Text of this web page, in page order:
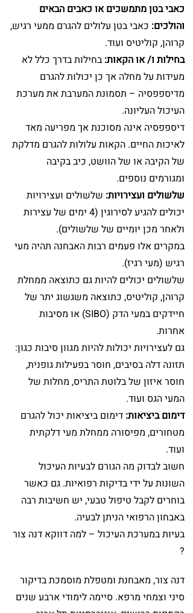
כאבי בטן מתמשכים או כאבים הבאים
והולכים: כאבי בטן עלולים להגרם ממעי רגיש,
קרוהן, קוליטיס ועוד.
בחילות ו/ או הקאות: בחילות בדרך כלל לא
מעידות על מחלה אך כן יכולות להגרם
מדיספפסיה – תסמונת המערבת את מערכת
העיכול העליונה.
דיספפסיה אינה מסוכנת אך מפריעה מאד
לאיכות החיים. הקאות עלולות להגרם מדלקת
של הקיבה או של הוושט, כיב בקיבה
ומגורמים נוספים.
שלשולים ועצירויות: שלשולים ועצירויות
יכולים להגיע לסירוגין (4 ימים של עצירות
ולאחר מכן יומיים של שלשולים).
במקרים אלו פעמים רבות האבחנה תהיה מעי
רגיש (מעי רגיז).
שלשולים יכולים להיות גם כתוצאה ממחלת
קרוהן, קוליטיס, כתוצאה משגשוג יתר של
חיידקים במעי הדק (SIBO) או מסיבות
אחרות.
גם לעצירויות יכולות להיות מגוון סיבות כגון:
תזונה דלה בסיבים, חוסר בפעילות גופנית,
חוסר איזון של בלוטת התריס, מחלות של
המעי הגס ועוד.
דימום ביציאות: דימום ביציאות יכול להגרם
מטחורים, מפיסורה ממחלת מעי דלקתית
ועוד.
חשוב לבדוק מה הגורם לבעיות העיכול
השונות על ידי בדיקות רפואיות. גם כאשר
בוחרים לקבל טיפול טבעי, יש חשיבות רבה
באבחון הרפואי הניתן לבעיה.
בעיות במערכת העיכול – למה דווקא דנה צור
?
דנה צור, מאבחנת ומטפלת מוסמכת בדיקור
סיני וצמחי מרפא. סיימה לימודי ארבע שנים